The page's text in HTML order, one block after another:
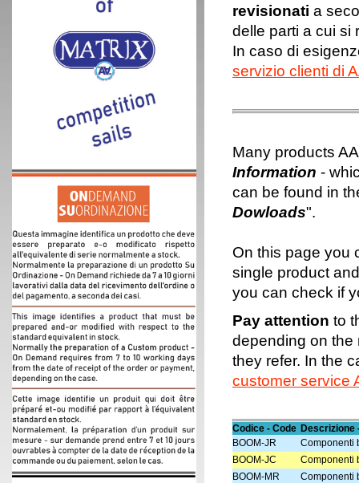
revisionati a
delle parti a cui si
In caso di
servizio clienti di
Many products
Information -
can be found in
Dowloads".
On this page you
single product
you can check if
Pay attention to
depending on the
they refer. In the
customer service
Codice - Code Descrizione
BOOM-JR
Componenti
BOOM-JC
Componenti
BOOM-MR
Componenti